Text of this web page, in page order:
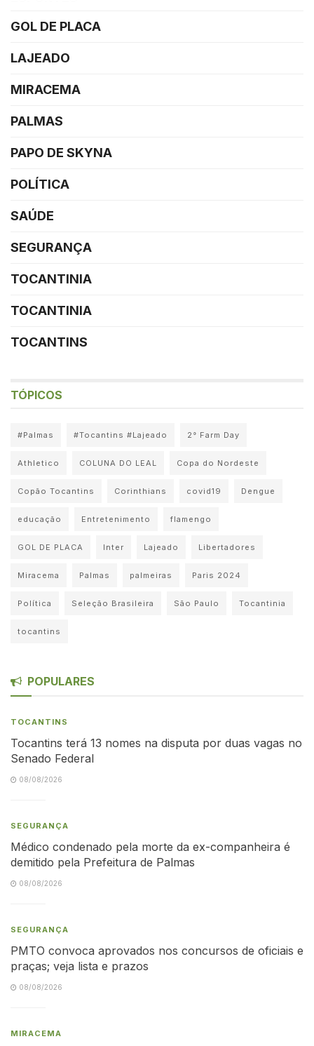
GOL DE PLACA
LAJEADO
MIRACEMA
PALMAS
PAPO DE SKYNA
POLÍTICA
SAÚDE
SEGURANÇA
TOCANTINIA
TOCANTINIA
TOCANTINS
TÓPICOS
#Palmas #Tocantins #Lajeado 2° Farm Day
Athletico COLUNA DO LEAL Copa do Nordeste
Copão Tocantins Corinthians covid19 Dengue
educação Entretenimento flamengo
GOL DE PLACA Inter Lajeado Libertadores
Miracema Palmas palmeiras Paris 2024
Política Seleção Brasileira São Paulo Tocantinia
tocantins
POPULARES
TOCANTINS
Tocantins terá 13 nomes na disputa por duas vagas no
Senado Federal
08/08/2026
SEGURANÇA
Médico condenado pela morte da ex-companheira é
demitido pela Prefeitura de Palmas
08/08/2026
SEGURANÇA
PMTO convoca aprovados nos concursos de oficiais e
praças; veja lista e prazos
08/08/2026
MIRACEMA